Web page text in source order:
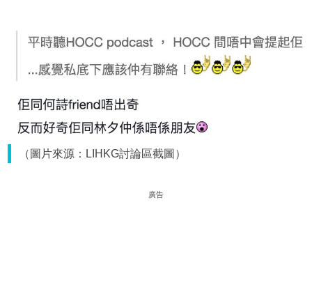
（圖片來源：LIHKG討論區截圖）
廣告